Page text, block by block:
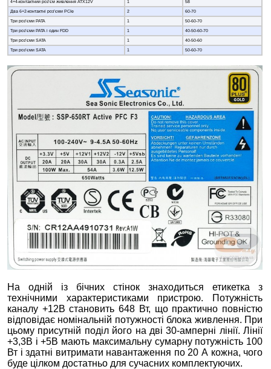
4+4-контактний роз’єм живлення ATX12V
1
58
Два 6+2-контактні роз’єми PCIe
2
60-70
Три роз’єми PATA
1
50-60-70
Три роз’єми PATA і один FDD
1
40-50-60-70
Три роз’єми SATA
1
40-50-60
Три роз’єми SATA
1 50-60-70
На одній із бічних стінок знаходиться етикетка з
технічними характеристиками пристрою. Потужність
каналу +12В становить 648 Вт, що практично повністю
відповідає номінальній потужності блока живлення. При
цьому присутній поділ його на дві 30-амперні лінії. Лінії
+3,3В і +5В мають максимальну сумарну потужність 100
Вт і здатні витримати навантаження по 20 А кожна, чого
буде цілком достатньо для сучасних комплектуючих.